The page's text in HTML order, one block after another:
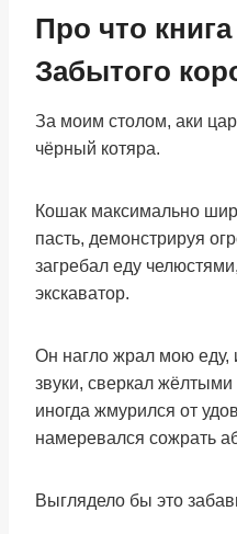
Про что
Забытого
За моим столом, аки
чёрный котяра.
Кошак максимально
пасть, демонстрируя
загребал еду
экскаватор.
Он нагло жрал мою еду,
звуки, сверкал
иногда жмурился от
намеревался сожрать
Выглядело бы это